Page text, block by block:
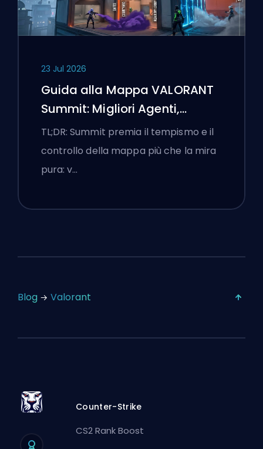
23 Jul 2026
Guida alla Mappa VALORANT
Summit: Migliori Agenti,
Chiamate e Fumogeni
TL;DR: Summit premia il tempismo e il
controllo della mappa più che la mira
pura: v…
Blog Valorant
Counter-Strike
CS2 Rank Boost